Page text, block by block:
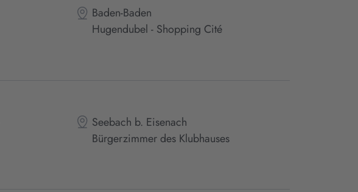
Baden-Baden
Hugendubel - Shopping Cité
Seebach b. Eisenach
Bürgerzimmer des Klubhauses